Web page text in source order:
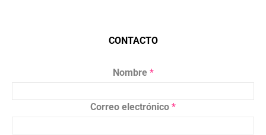
CONTACTO
Nombre *
Correo electrónico *